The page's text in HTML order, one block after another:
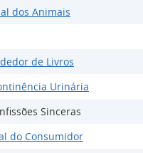
dos Animais
de Livros
Urinária
Sinceras
do Consumidor